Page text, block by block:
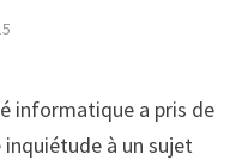
informatique a pris de
inquiétude à un sujet